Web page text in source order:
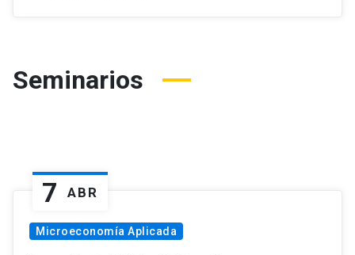
Seminarios
7 ABR
Microeconomía Aplicada